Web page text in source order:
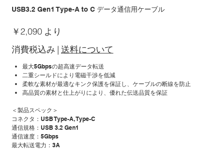
USB3.2 Gen1 Type-A to C データ通信用ケーブル
価
格
￥2,090 より
消費税込み | 送料について
最大5Gbpsの超高速データ転送
二重シールドにより電磁干渉を低減
柔軟な素材が最適なキンク保護を保証し、ケーブルの断線を防止
高品質の素材と仕上がりにより、優れた伝送品質を保証
＜製品スペック＞
コネクタ：USB Type-A, Type-C
通信規格：USB 3.2 Gen1
通信速度：5Gbps
最大転送電力：3A